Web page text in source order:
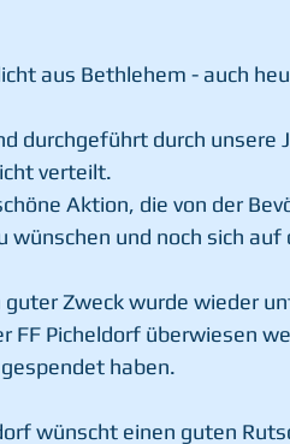
aus Bethlehem - auch
durchgeführt durch
verteilt.
Aktion, die von der
wünschen und noch sich
guter Zweck wurde wieder
FF Picheldorf überwiesen
haben.
wünscht einen guten